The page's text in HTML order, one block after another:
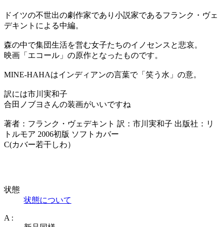
ドイツの不世出の劇作家であり小説家であるフランク・ヴェ
デキントによる中編。
森の中で集団生活を営む女子たちのイノセンスと悲哀。
映画「エコール」の原作となったものです。
MINE-HAHAはインディアンの言葉で「笑う水」の意。
訳には市川実和子
合田ノブヨさんの装画がいいですね
著者：フランク・ヴェデキント 訳：市川実和子 出版社：リ
トルモア 2006初版 ソフトカバー
C(カバー若干しわ）
状態
状態について
A :